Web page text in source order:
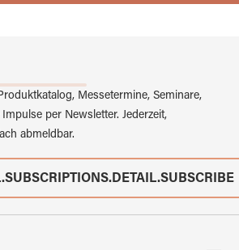
Messetermine, Seminare,
per Newsletter. Jederzeit,
abmeldbar.